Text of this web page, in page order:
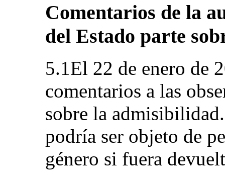
Comentarios de la
del Estado parte
5.1El 22 de enero de
comentarios a las
sobre la
podría ser objeto de
género si fuera